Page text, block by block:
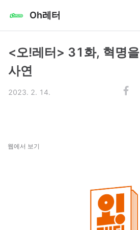
Oh레터
<오!레터> 31화, 혁명
사연
2023. 2. 14.
웹에서 보기